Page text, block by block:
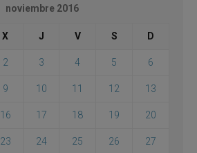
noviembre 2016
X J V S D
2 3 4 5 6
9 10 11 12 13
16 17 18 19 20
23 24 25 26 27